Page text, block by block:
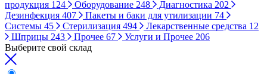
продукция 124 Оборудование 248 Диагностика 202
Дезинфекция 407 Пакеты и баки для утилизации 74
Системы 45 Стерилизация 494 Лекарственные средства 12
Шприцы 243 Прочее 67 Услуги и Прочее 206
Выберите свой склад